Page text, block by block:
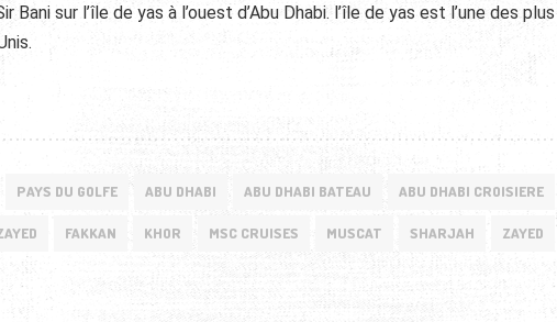
sur l’île de yas à l’ouest d’Abu Dhabi. l’île de yas est l’une des plus
PAYS DU GOLFE ABU DHABI ABU DHABI BATEAU ABU DHABI CROISIERE
FAKKAN KHOR MSC CRUISES MUSCAT SHARJAH ZAYED